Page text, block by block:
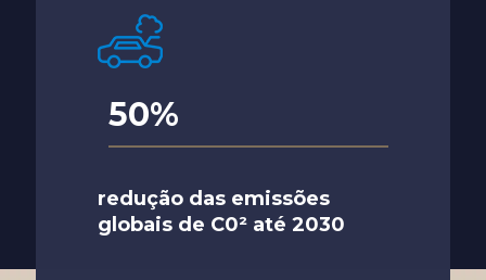
50%
redução das emissões
globais de C0² até 2030